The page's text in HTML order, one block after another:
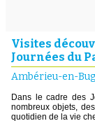
Visites
Journées du
Ambérieu-en-
Dans le cadre des
nombreux objets,
quotidien de la vie